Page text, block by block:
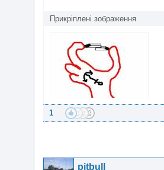
Прикріплені зображення
1
pitbull